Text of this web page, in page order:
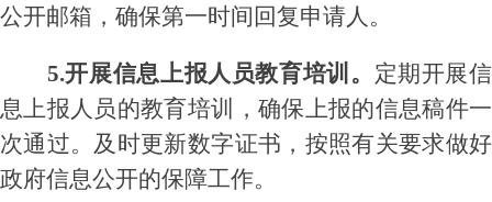
公开邮箱，确保第一时间回复申请人。
5.开展信息上报人员教育培训。 定期开展信
息上报人员的教育培训，确保上报的信息稿件一
次通过。及时更新数字证书，按照有关要求做好
政府信息公开的保障工作。